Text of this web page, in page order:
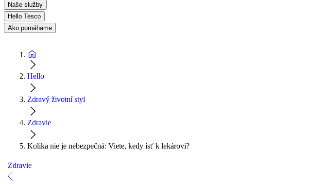
Naše služby
Hello Tesco
Ako pomáhame
Hello
Zdravý životní styl
Zdravie
Kolika nie je nebezpečná: Viete, kedy ísť k lekárovi?
Zdravie